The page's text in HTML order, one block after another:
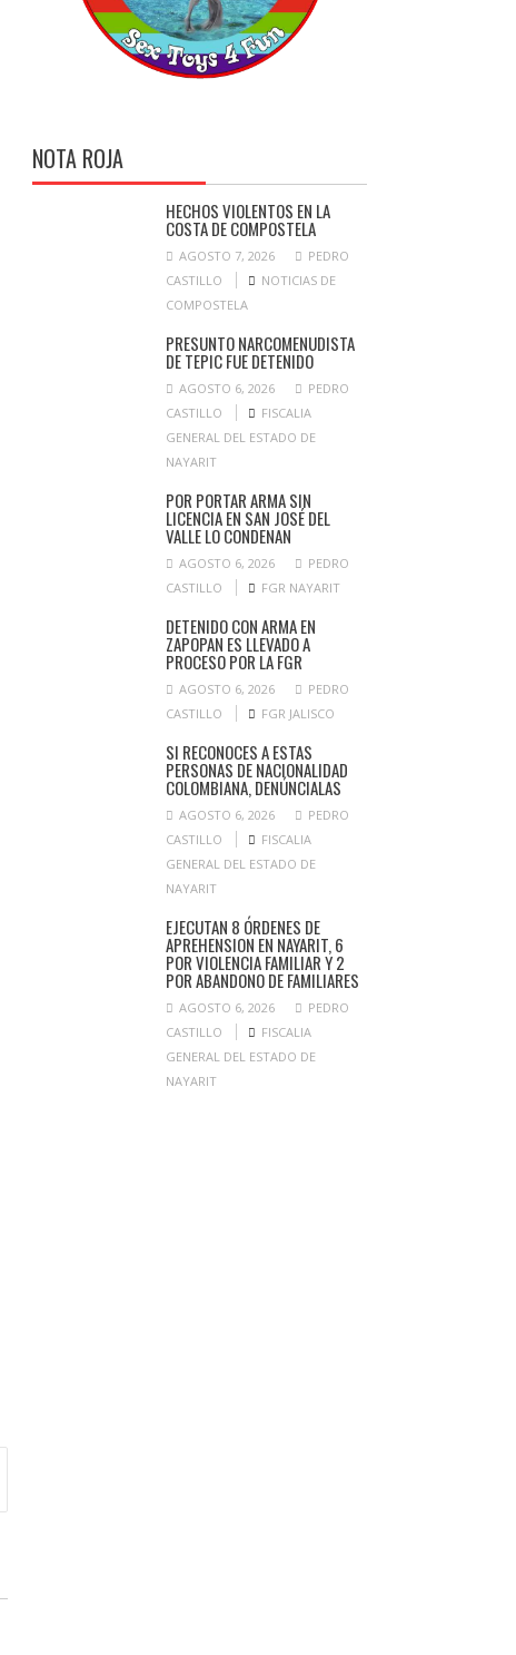
NOTA ROJA
HECHOS VIOLENTOS EN LA
COSTA DE COMPOSTELA
AGOSTO 7, 2026
PEDRO
CASTILLO
NOTICIAS DE
COMPOSTELA
PRESUNTO NARCOMENUDISTA
DE TEPIC FUE DETENIDO
AGOSTO 6, 2026
PEDRO
CASTILLO
FISCALIA
GENERAL DEL ESTADO DE
NAYARIT
POR PORTAR ARMA SIN
LICENCIA EN SAN JOSÉ DEL
VALLE LO CONDENAN
AGOSTO 6, 2026
PEDRO
CASTILLO
FGR NAYARIT
DETENIDO CON ARMA EN
ZAPOPAN ES LLEVADO A
PROCESO POR LA FGR
AGOSTO 6, 2026
PEDRO
CASTILLO
FGR JALISCO
SI RECONOCES A ESTAS
PERSONAS DE NACIONALIDAD
COLOMBIANA, DENÚNCIALAS
AGOSTO 6, 2026
PEDRO
CASTILLO
FISCALIA
GENERAL DEL ESTADO DE
NAYARIT
EJECUTAN 8 ÓRDENES DE
APREHENSION EN NAYARIT, 6
POR VIOLENCIA FAMILIAR Y 2
POR ABANDONO DE FAMILIARES
AGOSTO 6, 2026
PEDRO
CASTILLO
FISCALIA
GENERAL DEL ESTADO DE
NAYARIT